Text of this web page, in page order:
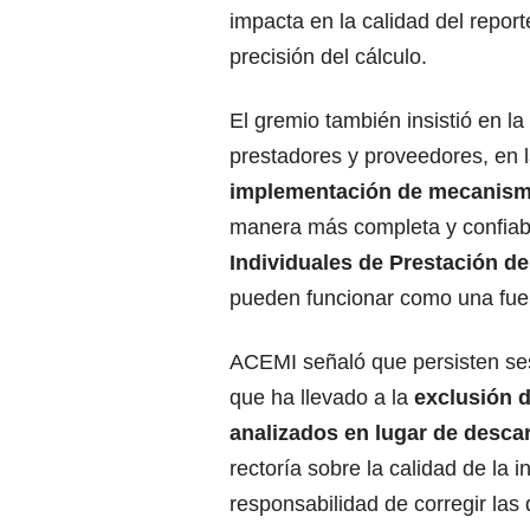
impacta en la calidad del
precisión del cálculo.
El gremio también insistió en
prestadores y proveedores, en
implementación de
manera más completa y
Individuales de Prestación
pueden funcionar como una
ACEMI señaló que persisten
que ha llevado a la exclusión
analizados en lugar de
rectoría sobre la calidad de la
responsabilidad de corregir